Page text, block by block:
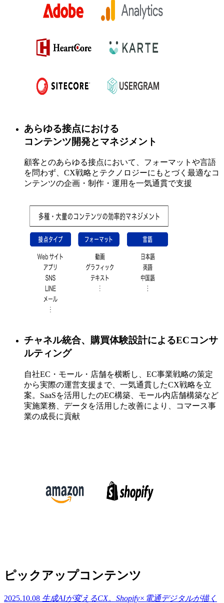
あらゆる接点における
コンテンツ開発とマネジメント
顧客とのあらゆる接点において、フォーマットや言語
を問わず、CX戦略とテクノロジーにもとづく最適なコ
ンテンツの企画・制作・運用を一気通貫で支援
チャネル統合、購買体験設計によるECコンサ
ルティング
自社EC・モール・店舗を横断し、EC事業戦略の策定
から実際の運営支援まで、一気通貫したCX戦略を立
案。SaaSを活用したのEC構築、モール内店舗構築など
実施業務、データを活用した改善により、コマース事
業の成長に貢献
ピックアップコンテンツ
2025.10.08 生成AIが変えるCX。Shopify×電通デジタルが描く